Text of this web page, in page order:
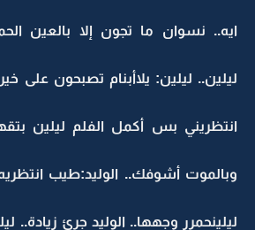
ايه.. نسوان ما تجون إلا بالعين
ليلين.. ليلين: يلاأبنام تصبحون على
انتظريني بس أكمل الفلم ليلين
وبالموت أشوفك.. الوليد:طيب
ليلينحمرر وجهها.. الوليد جرئ زيادة..